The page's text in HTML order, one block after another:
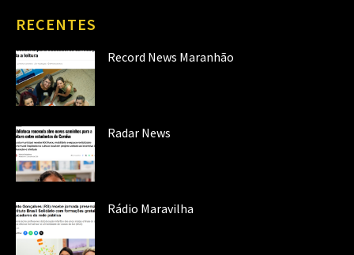
RECENTES
Record News Maranhão
Radar News
Rádio Maravilha